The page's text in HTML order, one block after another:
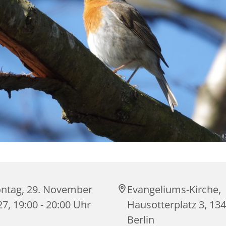
29. November
19:00 - 20:00 Uhr
Evangeliums-Kirche,
Hausotterplatz 3,
Berlin